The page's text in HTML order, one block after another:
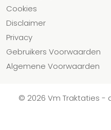
Cookies
Disclaimer
Privacy
Gebruikers Voorwaarden
Algemene Voorwaarden
© 2026 Vm Traktaties -